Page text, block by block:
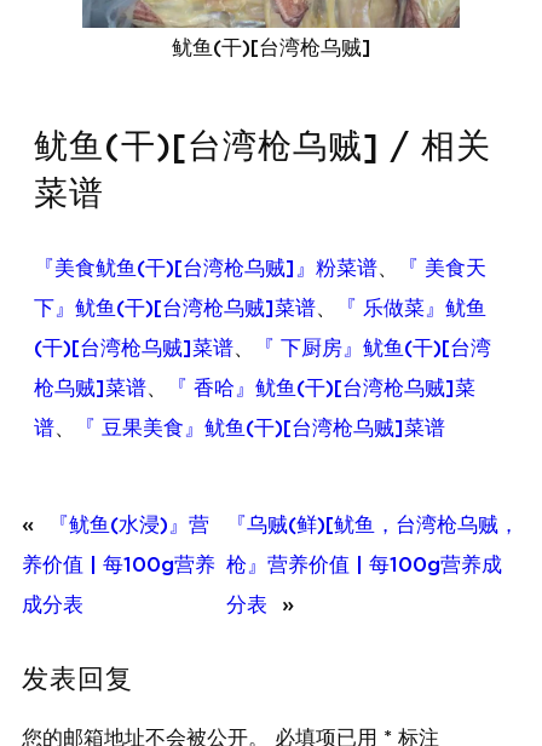
鱿鱼(干)[台湾枪乌贼]
鱿鱼(干)[台湾枪乌贼] / 相关
菜谱
『美食鱿鱼(干)[台湾枪乌贼]』粉菜谱、
『 美食天
下』鱿鱼(干)[台湾枪乌贼]菜谱、
『 乐做菜』鱿鱼
(干)[台湾枪乌贼]菜谱、
『 下厨房』鱿鱼(干)[台湾
枪乌贼]菜谱、
『 香哈』鱿鱼(干)[台湾枪乌贼]菜
谱、 『 豆果美食』鱿鱼(干)[台湾枪乌贼]菜谱
«
『鱿鱼(水浸)』营
养价值 | 每100g营养
成分表
『乌贼(鲜)[鱿鱼，台湾枪乌贼，
枪』营养价值 | 每100g营养成
分表
»
发表回复
您的邮箱地址不会被公开。 必填项已用 * 标注